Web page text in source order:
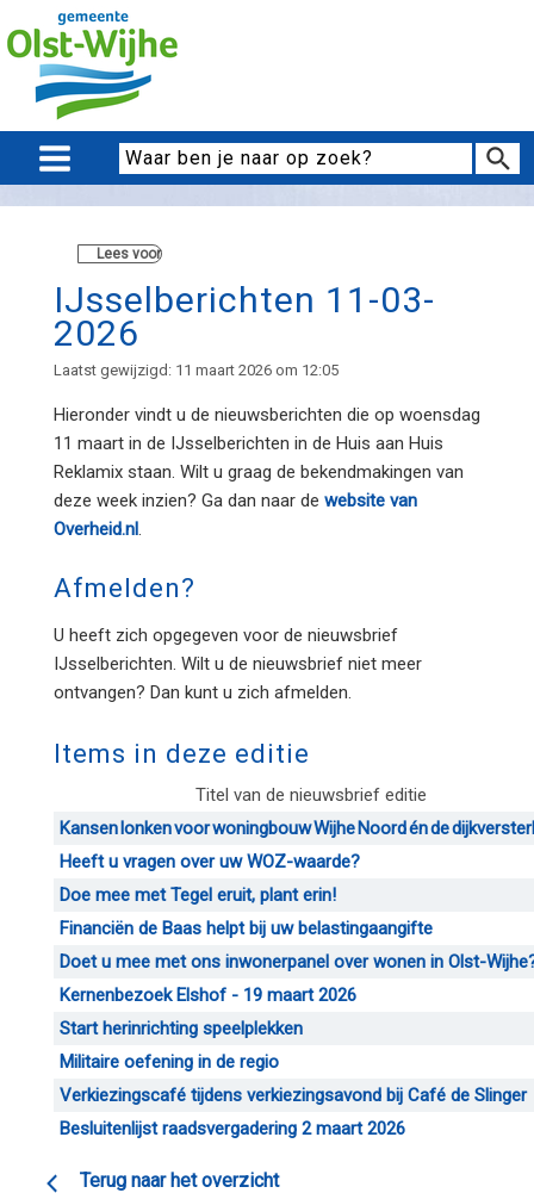
Lees voor
IJsselberichten 11-03-
2026
Laatst gewijzigd: 11 maart 2026 om 12:05
Hieronder vindt u de nieuwsberichten die op woensdag
11 maart in de IJsselberichten in de Huis aan Huis
Reklamix staan. Wilt u graag de bekendmakingen van
deze week inzien? Ga dan naar de website van
Overheid.nl.
Afmelden?
U heeft zich opgegeven voor de nieuwsbrief
IJsselberichten. Wilt u de nieuwsbrief niet meer
ontvangen? Dan kunt u zich afmelden.
Items in deze editie
Titel van de nieuwsbrief editie
Kansen lonken voor woningbouw Wijhe Noord én de
Heeft u vragen over uw WOZ-waarde?
Doe mee met Tegel eruit, plant erin!
Financiën de Baas helpt bij uw belastingaangifte
Doet u mee met ons inwonerpanel over wonen in Olst-
Kernenbezoek Elshof - 19 maart 2026
Start herinrichting speelplekken
Militaire oefening in de regio
Verkiezingscafé tijdens verkiezingsavond bij Café de Slinger
Besluitenlijst raadsvergadering 2 maart 2026
Terug naar het overzicht